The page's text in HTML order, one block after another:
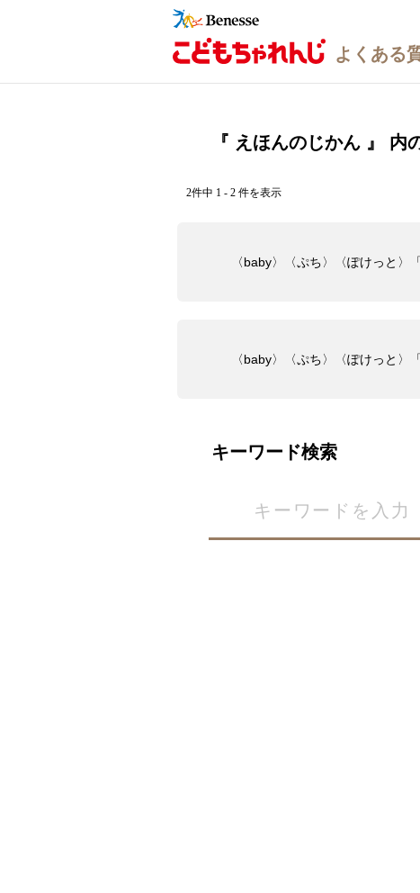
『 えほんのじかん 』 内
2件中 1 - 2 件を表示
〈baby〉〈ぷち〉〈ぽけっと〉
〈baby〉〈ぷち〉〈ぽけっと〉
キーワード検索